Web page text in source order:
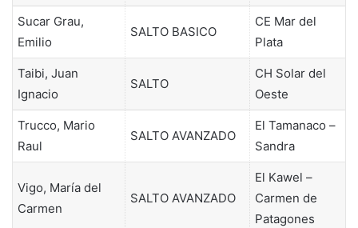
Sucar Grau,
Emilio
SALTO BASICO
CE Mar del
Plata
Taibi, Juan
Ignacio
SALTO
CH Solar del
Oeste
Trucco, Mario
Raul
SALTO AVANZADO
El Tamanaco –
Sandra
Vigo, María del
Carmen
SALTO AVANZADO
El Kawel –
Carmen de
Patagones